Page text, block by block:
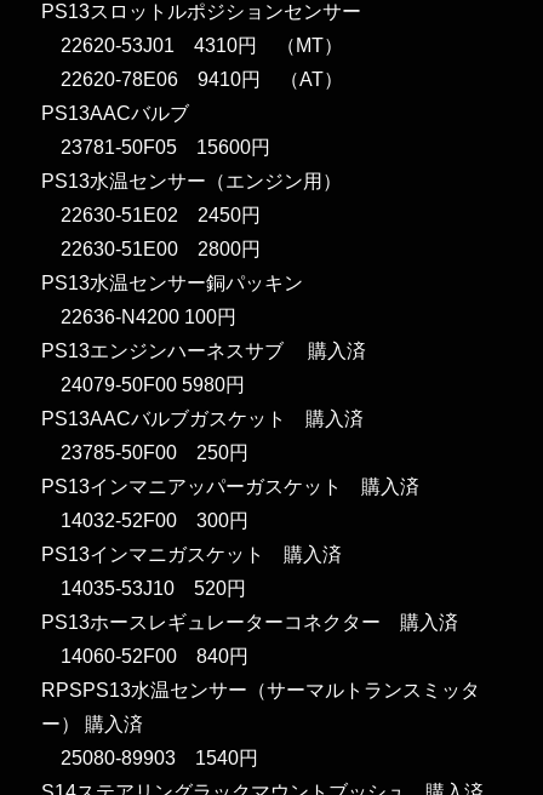
PS13スロットルポジションセンサー
22620-53J01 4310円 （MT）
22620-78E06 9410円 （AT）
PS13AACバルブ
23781-50F05 15600円
PS13水温センサー（エンジン用）
22630-51E02 2450円
22630-51E00 2800円
PS13水温センサー銅パッキン
22636-N4200 100円
PS13エンジンハーネスサブ 購入済
24079-50F00 5980円
PS13AACバルブガスケット 購入済
23785-50F00 250円
PS13インマニアッパーガスケット 購入済
14032-52F00 300円
PS13インマニガスケット 購入済
14035-53J10 520円
PS13ホースレギュレーターコネクター 購入済
14060-52F00 840円
RPSPS13水温センサー（サーマルトランスミッタ
ー） 購入済
25080-89903 1540円